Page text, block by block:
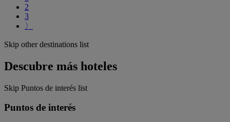
2
3
〉
Skip other destinations list
Descubre más hoteles
Skip Puntos de interés list
Puntos de interés